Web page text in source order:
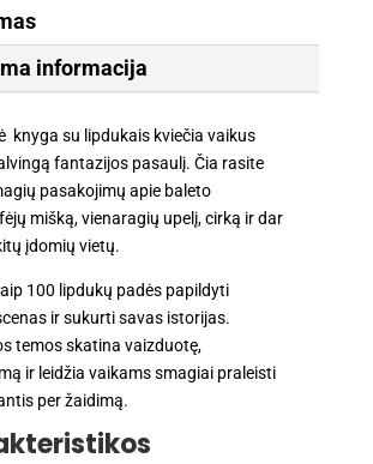
informacija
knyga su lipdukais kviečia vaikus
fantazijos pasaulį. Čia rasite
pasakojimų apie baleto
mišką, vienaragių upelį, cirką ir dar
įdomių vietų.
100 lipdukų padės papildyti
ir sukurti savas istorijas.
temos skatina vaizduotę,
ir leidžia vaikams smagiai praleisti
per žaidimą.